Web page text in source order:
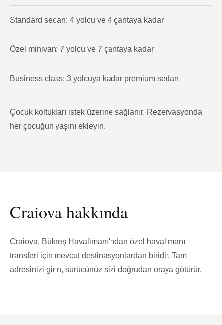
Standard sedan: 4 yolcu ve 4 çantaya kadar
Özel minivan: 7 yolcu ve 7 çantaya kadar
Business class: 3 yolcuya kadar premium sedan
Çocuk koltukları istek üzerine sağlanır. Rezervasyonda
her çocuğun yaşını ekleyin.
Craiova hakkında
Craiova, Bükreş Havalimanı'ndan özel havalimanı
transferi için mevcut destinasyonlardan biridir. Tam
adresinizi girin, sürücünüz sizi doğrudan oraya götürür.